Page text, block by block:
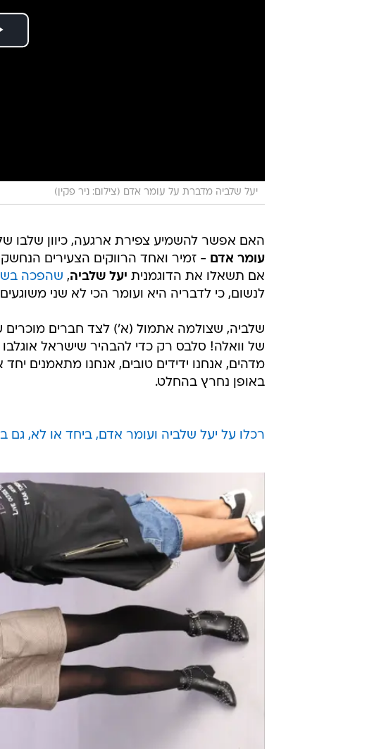
יעל שלביה מדברת על עומר אדם (צילום: ניר פקין)
האם אפשר להשמיע צפירת ארגעה, כיוון שלבו
עומר אדם - זמיר ואחד הרווקים הצעירים
אם תשאלו את הדוגמנית יעל שלביה, שהפכה
לנשום, כי לדבריה היא ועומר הכי לא שני
שלביה, שצולמה אתמול (א') לצד חברים מוכרים
של וואלה! סלבס רק כדי להבהיר שישראל
מדהים, אנחנו ידידים טובים, אנחנו מתאמנים
באופן נחרץ בהחלט.
רכלו על יעל שלביה ועומר אדם, ביחד או לא, גם